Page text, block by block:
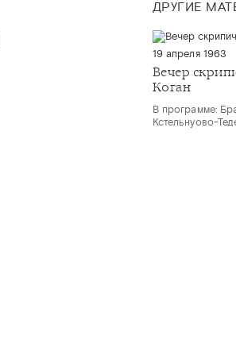
ДРУГИЕ
19 апреля 1963
Вечер
Коган
В программе:
Кстельнуово-